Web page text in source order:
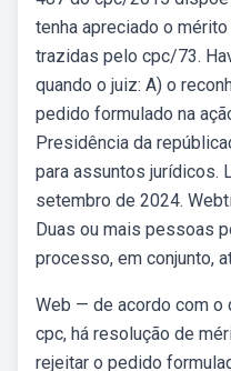
tenha apreciado o
trazidas pelo cpc/73.
quando o juiz: A) o
pedido formulado na
Presidência da
para assuntos jurídicos.
setembro de 2024.
Duas ou mais pessoas
processo, em conjunto,
Web — de acordo com o
cpc, há resolução de
rejeitar o pedido